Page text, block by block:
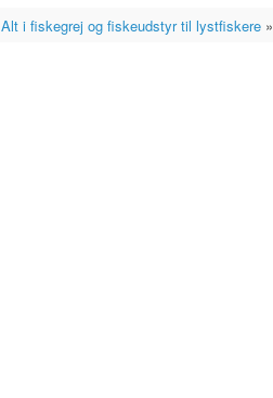
Alt i fiskegrej og fiskeudstyr til lystfiskere»